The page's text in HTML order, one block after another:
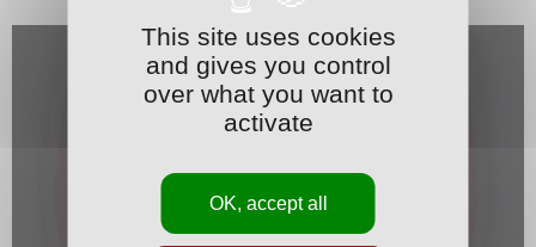
This site uses cookies
and gives you control
over what you want to
activate
OK, accept all